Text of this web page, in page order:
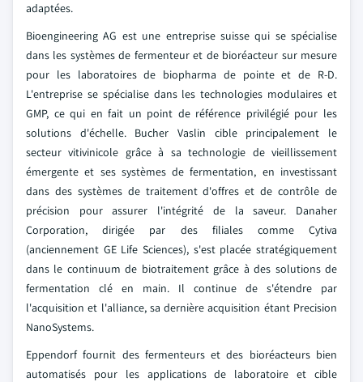
adaptées.
Bioengineering AG est une entreprise suisse qui se spécialise
dans les systèmes de fermenteur et de bioréacteur sur mesure
pour les laboratoires de biopharma de pointe et de R-D.
L'entreprise se spécialise dans les technologies modulaires et
GMP, ce qui en fait un point de référence privilégié pour les
solutions d'échelle. Bucher Vaslin cible principalement le
secteur vitivinicole grâce à sa technologie de vieillissement
émergente et ses systèmes de fermentation, en investissant
dans des systèmes de traitement d'offres et de contrôle de
précision pour assurer l'intégrité de la saveur. Danaher
Corporation, dirigée par des filiales comme Cytiva
(anciennement GE Life Sciences), s'est placée stratégiquement
dans le continuum de biotraitement grâce à des solutions de
fermentation clé en main. Il continue de s'étendre par
l'acquisition et l'alliance, sa dernière acquisition étant Precision
NanoSystems.
Eppendorf fournit des fermenteurs et des bioréacteurs bien
automatisés pour les applications de laboratoire et cible